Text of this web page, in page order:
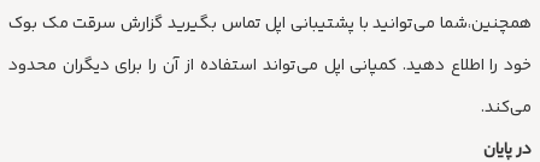
همچنین،شما می‌توانید با پشتیبانی اپل تماس بگیرید گزارش سرقت مک بوک
خود را اطلاع دهید. کمپانی اپل می‌تواند استفاده از آن را برای دیگران محدود
می‌کند.
در پایان